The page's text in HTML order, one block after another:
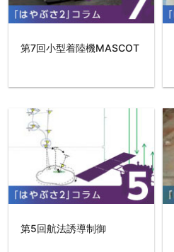
第7回小型着陸機MASCOT
第5回航法誘導制御